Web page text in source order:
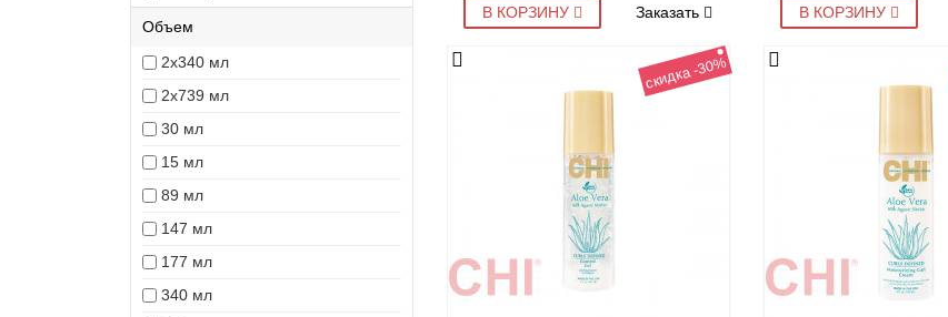
Объем
2x340 мл
2x739 мл
30 мл
15 мл
89 мл
147 мл
177 мл
340 мл
В КОРЗИНУ Заказать В КОРЗИНУ
скидка -30%